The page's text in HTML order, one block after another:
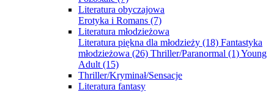
Literatura obyczajowa
Erotyka i Romans (7)
Literatura młodzieżowa
Literatura piękna dla młodzieży (18) Fantastyka
młodzieżowa (26) Thriller/Paranormal (1)Young
Adult (15)
Thriller/Kryminał/Sensacje
Literatura fantasy